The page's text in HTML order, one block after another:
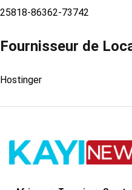
25818-86362-73742
Fournisseur de
Hostinger